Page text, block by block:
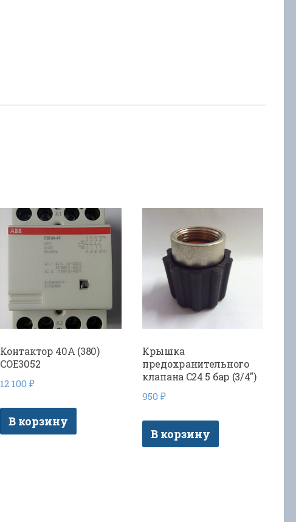
Контактор 40А (380)
COE3052
12 100₽
В корзину
Крышка
предохранительного
клапана C24 5 бар (3/4″)
950₽
В корзину